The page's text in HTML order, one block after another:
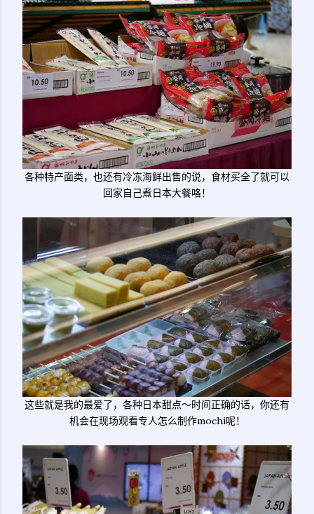
各种特产面类，也还有冷冻海鲜出售的说，食材买全了就可以
回家自己煮日本大餐咯！
这些就是我的最爱了，各种日本甜点～时间正确的话，你还有
机会在现场观看专人怎么制作mochi呢！